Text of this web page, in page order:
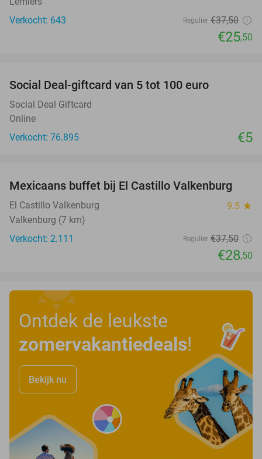
Verkocht: 643
Regulier €37,50
€25,50
Social Deal-giftcard van 5 tot 100 euro
Social Deal Giftcard
Online
Verkocht: 76.895
€5
24%
Mexicaans buffet bij El Castillo Valkenburg
El Castillo Valkenburg 9.5 star
Valkenburg (7 km)
Verkocht: 2.111
Regulier €37,50
€28,50
Ontdek de leukste
zomervakantiedeals!
Bekijk nu